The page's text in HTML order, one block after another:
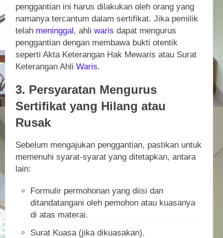
penggantian ini harus dilakukan oleh orang yang
namanya tercantum dalam sertifikat. Jika pemilik
telah meninggal, ahli waris dapat mengurus
penggantian dengan membawa bukti otentik
seperti Akta Keterangan Hak Mewaris atau Surat
Keterangan Ahli Waris.
3. Persyaratan Mengurus
Sertifikat yang Hilang atau
Rusak
Sebelum mengajukan penggantian, pastikan untuk
memenuhi syarat-syarat yang ditetapkan, antara
lain:
Formulir permohonan yang diisi dan
ditandatangani oleh pemohon atau kuasanya
di atas materai.
Surat Kuasa (jika dikuasakan).